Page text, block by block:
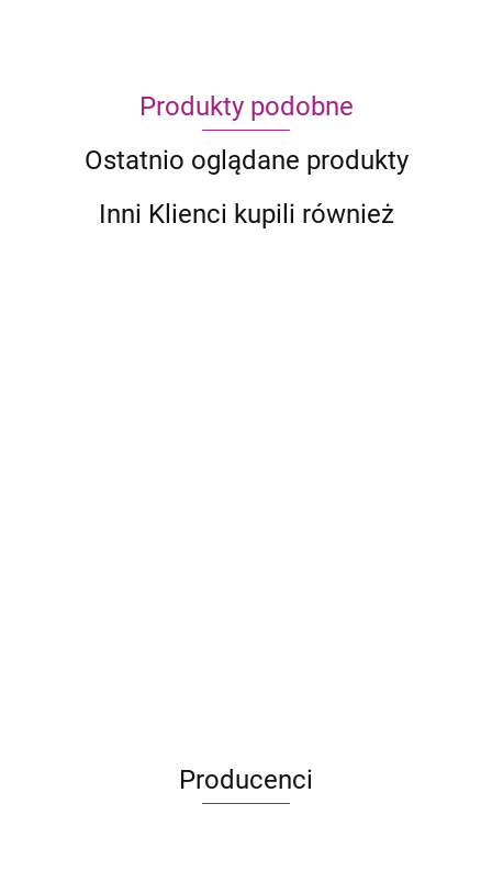
Produkty podobne
Ostatnio oglądane produkty
Inni Klienci kupili również
Producenci